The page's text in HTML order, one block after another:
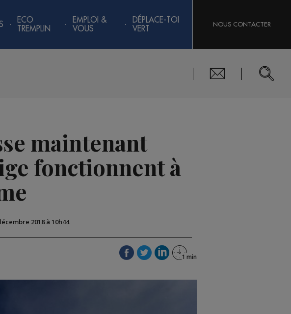
ECO
TREMPLIN
EMPLOI &
VOUS
DÉPLACE-TOI
VERT
NOUS CONTACTER
maintenant
fonctionnent à
2018 à 10h44